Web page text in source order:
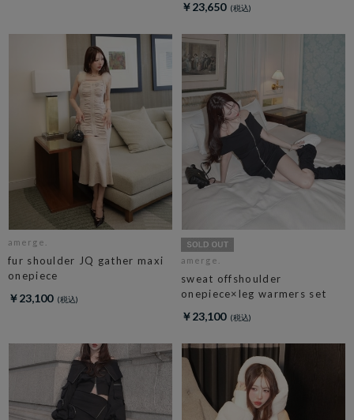
￥23,650
amerge.
fur shoulder JQ gather maxi
onepiece
￥23,100
amerge.
sweat offshoulder
onepiece×leg warmers set
￥23,100